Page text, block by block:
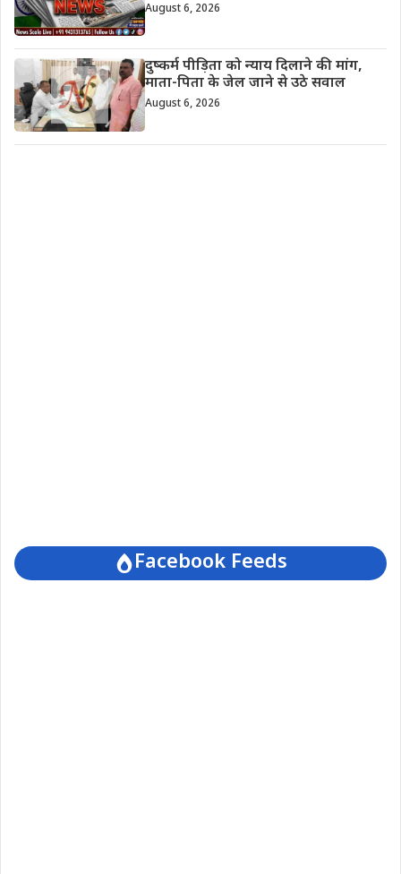
August 6, 2026
दुष्कर्म पीड़िता को न्याय दिलाने की मांग,
माता-पिता के जेल जाने से उठे सवाल
August 6, 2026
Facebook Feeds